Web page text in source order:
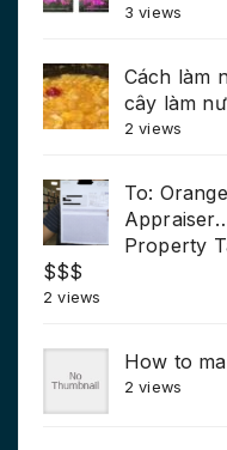
3 views
Cách làm
cây làm
2 views
To:
Property
$$$
2 views
How to
2 views